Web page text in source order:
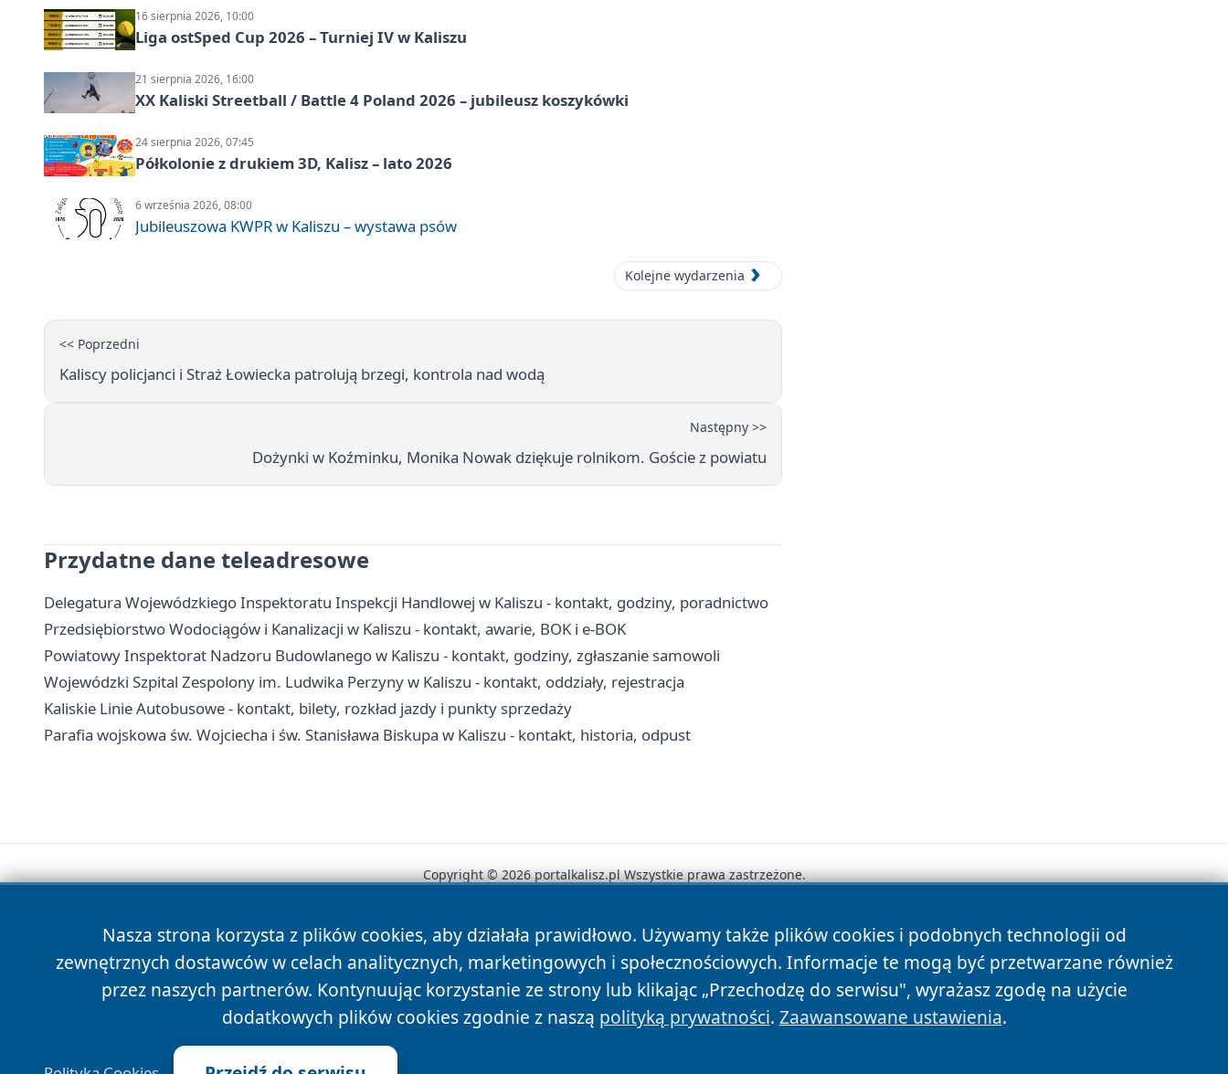
16 sierpnia 2026, 10:00
Liga ostSped Cup 2026 – Turniej IV w Kaliszu
21 sierpnia 2026, 16:00
XX Kaliski Streetball / Battle 4 Poland 2026 – jubileusz koszykówki
24 sierpnia 2026, 07:45
Półkolonie z drukiem 3D, Kalisz – lato 2026
6 września 2026, 08:00
Jubileuszowa KWPR w Kaliszu – wystawa psów
Kolejne wydarzenia
<< Poprzedni
Kaliscy policjanci i Straż Łowiecka patrolują brzegi, kontrola nad wodą
Następny >>
Dożynki w Koźminku, Monika Nowak dziękuje rolnikom. Goście z powiatu
Przydatne dane teleadresowe
Delegatura Wojewódzkiego Inspektoratu Inspekcji Handlowej w Kaliszu - kontakt, godziny, poradnictwo
Przedsiębiorstwo Wodociągów i Kanalizacji w Kaliszu - kontakt, awarie, BOK i e-BOK
Powiatowy Inspektorat Nadzoru Budowlanego w Kaliszu - kontakt, godziny, zgłaszanie samowoli
Wojewódzki Szpital Zespolony im. Ludwika Perzyny w Kaliszu - kontakt, oddziały, rejestracja
Kaliskie Linie Autobusowe - kontakt, bilety, rozkład jazdy i punkty sprzedaży
Parafia wojskowa św. Wojciecha i św. Stanisława Biskupa w Kaliszu - kontakt, historia, odpust
Nasza strona korzysta z plików cookies, aby działała prawidłowo. Używamy także plików cookies i podobnych technologii od
zewnętrznych dostawców w celach analitycznych, marketingowych i społecznościowych. Informacje te mogą być przetwarzane również
przez naszych partnerów. Kontynuując korzystanie ze strony lub klikając „Przechodzę do serwisu", wyrażasz zgodę na użycie
dodatkowych plików cookies zgodnie z naszą polityką prywatności. Zaawansowane ustawienia.
Copyright © 2026 portalkalisz.pl Wszystkie prawa zastrzeżone.
News Autorzy Polityka Prywatności Polityka Cookies